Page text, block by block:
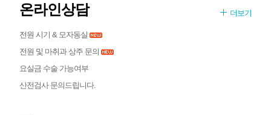
온라인상담 더보기
전원 시기 & 모자동실
전원 및 마취과 상주 문의
요실금 수술 가능여부
산전검사 문의드립니다.